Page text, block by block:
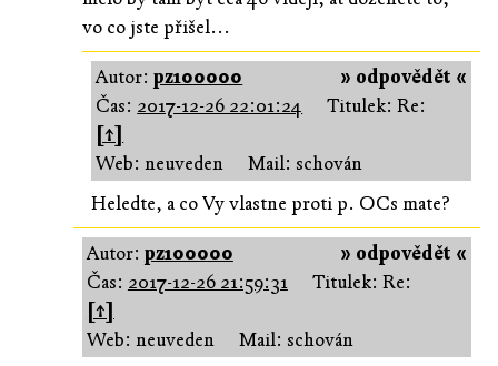
vo co jste přišel...
» odpovědět «
Autor:pz100000
Čas: 2017-12-26 22:01:24
Titulek: Re:
[↑]
Web: neuveden
Mail: schován
Heledte, a co Vy vlastne proti p. OCs mate?
» odpovědět «
Autor: pz100000
Čas: 2017-12-26 21:59:31
Titulek: Re:
[↑]
Web: neuveden
Mail: schován